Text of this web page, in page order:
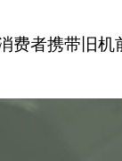
者携带旧机